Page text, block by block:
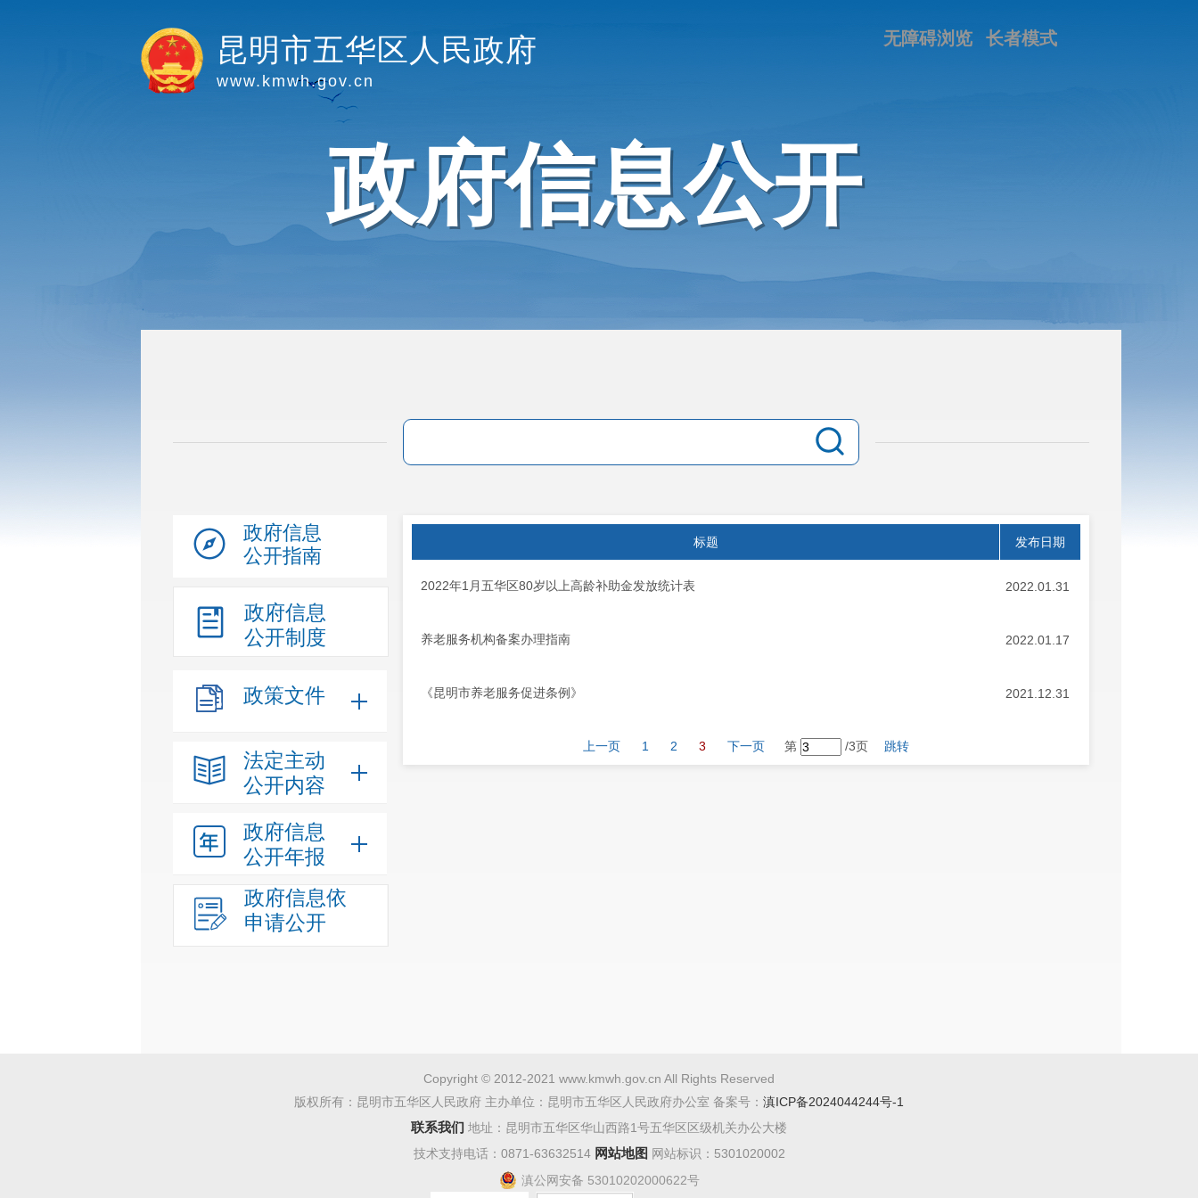
昆明市五华区人民政府
www.kmwh.gov.cn
长者模式
无障碍浏览
政府信息公开
政府信息
公开指南
政府信息
公开制度
政策文件
法定主动
公开内容
政府信息
公开年报
政府信息依
申请公开
标题 发布日期
2022年1月五华区80岁以上高龄补助金发放统计表 2022.01.31
养老服务机构备案办理指南 2022.01.17
《昆明市养老服务促进条例》 2021.12.31
上一页 1 2 3 下一页 第 /3页 跳转
Copyright © 2012-2021 www.kmwh.gov.cn All Rights Reserved
版权所有：昆明市五华区人民政府 主办单位：昆明市五华区人民政府办公室 备案号： 滇ICP备2024044244号-1
联系我们 地址：昆明市五华区华山西路1号五华区区级机关办公大楼
技术支持电话：0871-63632514 网站地图 网站标识：5301020002
滇公网安备 53010202000622号